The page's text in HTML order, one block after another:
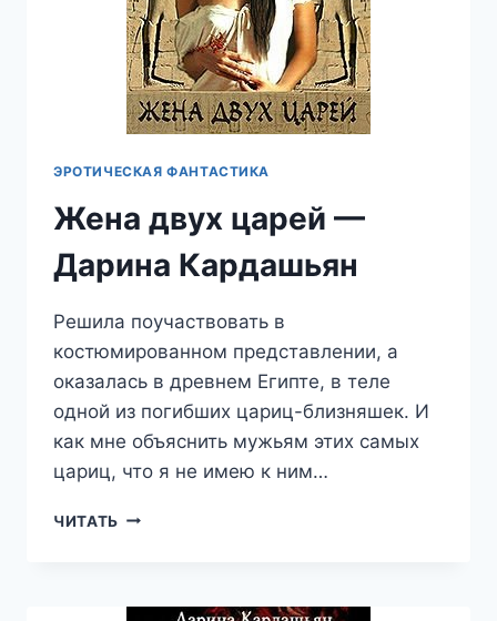
ЭРОТИЧЕСКАЯ ФАНТАСТИКА
Жена двух царей —
Дарина Кардашьян
Решила поучаствовать в
костюмированном представлении, а
оказалась в древнем Египте, в теле
одной из погибших цариц-близняшек. И
как мне объяснить мужьям этих самых
цариц, что я не имею к ним…
ЧИТАТЬ ЖЕНА
ДАРИНА